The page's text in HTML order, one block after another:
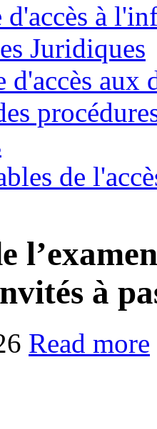
à
Juridiques
d'accès aux
de
à
Read more